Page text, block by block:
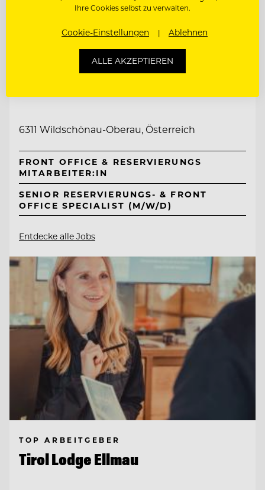
6311 Wildschönau-Oberau, Österreich
FRONT OFFICE & RESERVIERUNGS
MITARBEITER:IN
SENIOR RESERVIERUNGS- & FRONT
OFFICE SPECIALIST (M/W/D)
Entdecke alle Jobs
TOP ARBEITGEBER
Tirol Lodge Ellmau
Ihre Cookies selbst zu verwalten.
Cookie-Einstellungen Ablehnen
ALLE AKZEPTIEREN